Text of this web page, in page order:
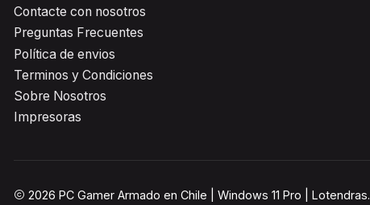
Contacte con nosotros
Preguntas Frecuentes
Política de envios
Terminos y Condiciones
Sobre Nosotros
Impresoras
2026 PC Gamer Armado en Chile | Windows 11 Pro | Lotendras.